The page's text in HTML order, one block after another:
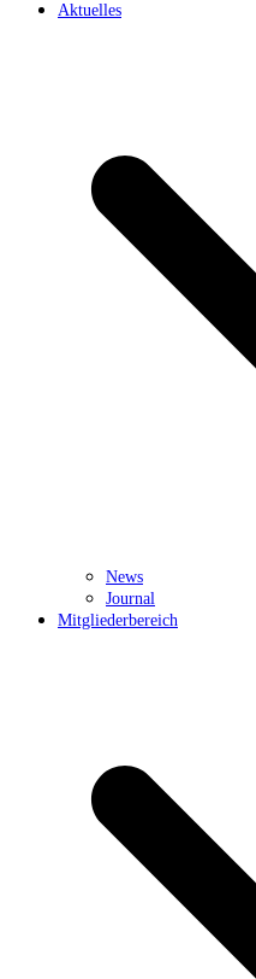
Aktuelles
News
Journal
Mitgliederbereich